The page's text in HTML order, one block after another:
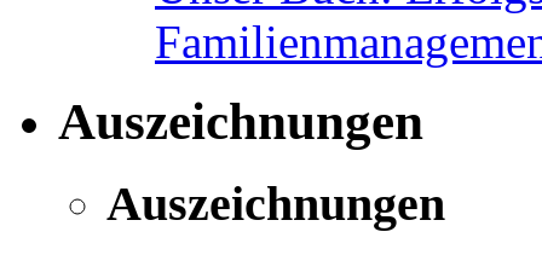
Auszeichnungen
Auszeichnungen